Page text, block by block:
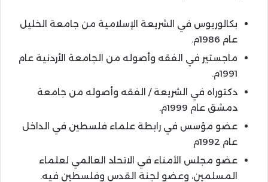
بكالوريوس في الشريعة الإسلامية من جامعة الخليل
عام 1986م.
ماجستير في الفقه وأصوله من الجامعة الأردنية عام
1991م.
دكتوراه في الشريعة / الفقه وأصوله من جامعة
دمشق عام 1999م.
عضو مؤسس في رابطة علماء فلسطين في الداخل
عام 1992م
عضو مجلس الأمناء في الاتحاد العالمي لعلماء
المسلمين، وعضو لجنة القدس وفلسطين فيه.